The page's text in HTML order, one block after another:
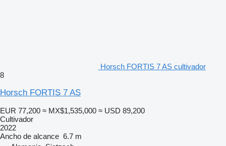
Horsch FORTIS 7 AS cultivador
8
Horsch FORTIS 7 AS
EUR 77,200 ≈ MX$1,535,000 ≈ USD 89,200
Cultivador
2022
Ancho de alcance 6.7 m